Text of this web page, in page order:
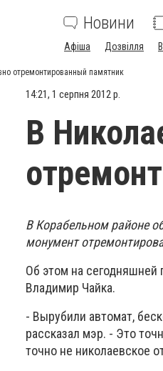
Новини
Афіша Дозвілля
отремонтированный памятник
14:21, 1 серпня 2012 р.
В
В Корабельном районе
монумент
Об этом на сегодняшней
Владимир Чайка.
- Вырубили автомат,
рассказал мэр. - Это
точно не николаевское